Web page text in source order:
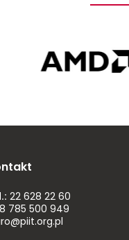
Poland
22 628 22 60
785 500 949